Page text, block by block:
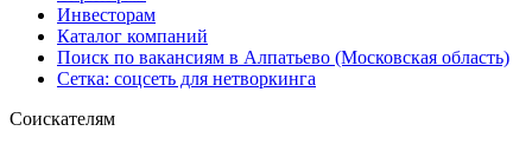
Инвесторам
Каталог компаний
Поиск по вакансиям в Алпатьево (Московская область)
Сетка: соцсеть для нетворкинга
Соискателям